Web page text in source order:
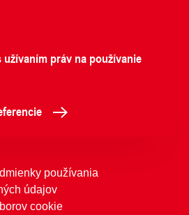
práv na používanie
používania
údajov
cookie